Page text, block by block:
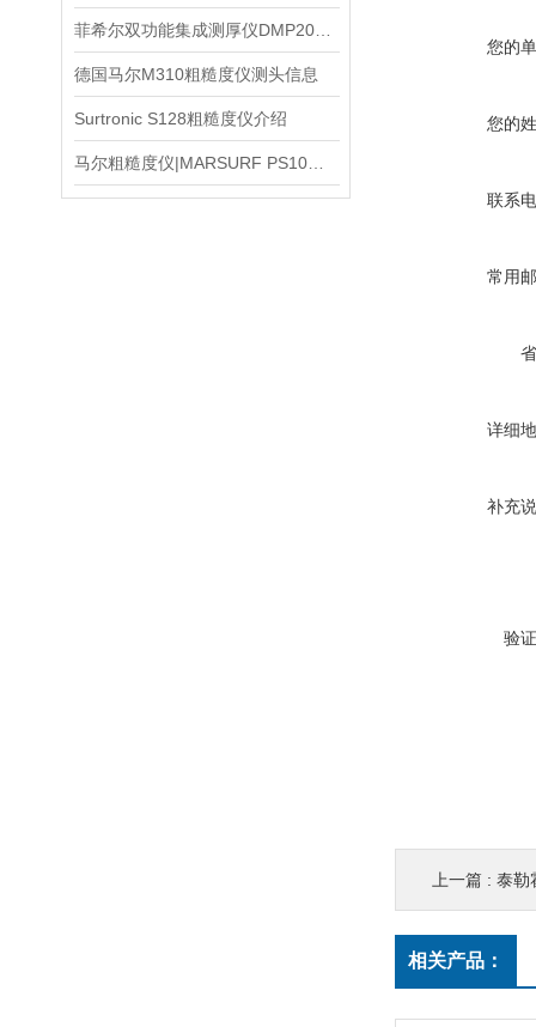
德国马尔M310粗糙度仪测头信息
Surtronic S128粗糙度仪介绍
您的
您的
联系
常用
详细
补充
验
上一篇 : 泰勒
相关产品：